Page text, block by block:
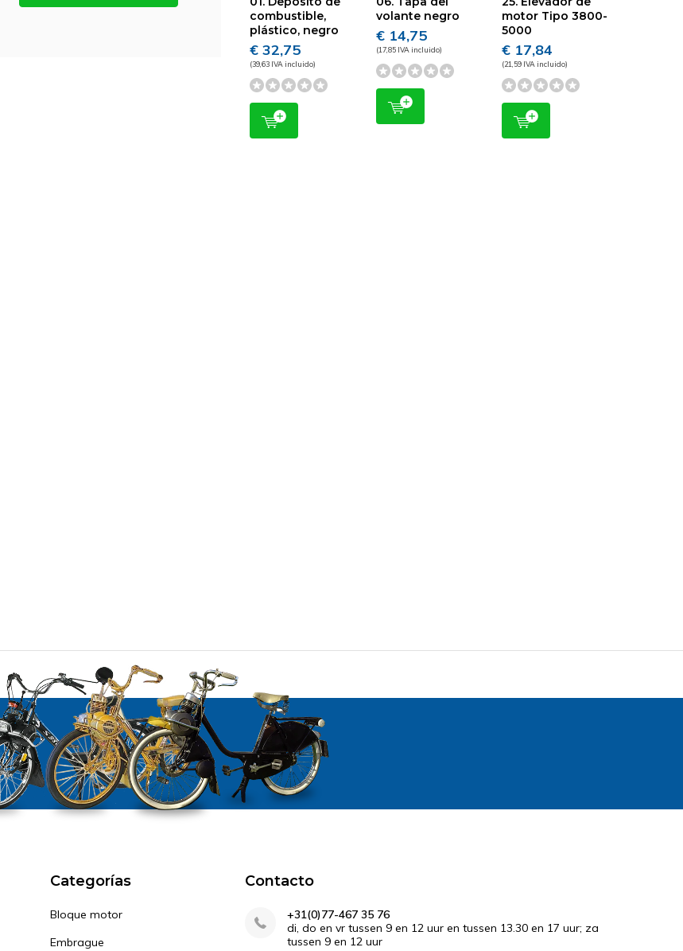
combustible,
plástico, negro
€ 32,75
(39,63 IVA incluido)
volante negro
€ 14,75
(17,85 IVA incluido)
motor Tipo 3800-
5000
€ 17,84
(21,59 IVA incluido)
Categorías
Bloque motor
Embrague
Contacto
+31(0)77-467 35 76
di, do en vr tussen 9 en 12 uur en tussen 13.30 en 17 uur; za
tussen 9 en 12 uur